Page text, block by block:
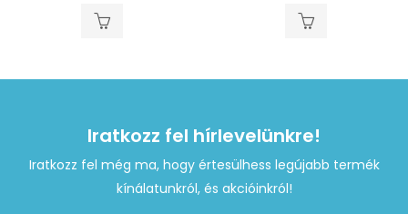
Iratkozz fel hírlevelünkre!
Iratkozz fel még ma, hogy értesülhess legújabb termék
kínálatunkról, és akcióinkról!